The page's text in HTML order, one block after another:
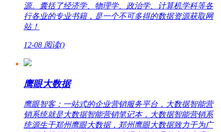
源。囊括了经济学、物理学、政治学、计算机学科等各
行各业的专业书籍，是一个不可多得的数据资源获取网
站！
12-08 阅读()
鹰眼大数据
鹰眼智客：一站式的企业营销服务平台，大数据智能营
销系统就是大数据智能营销笔记本，大数据智能营销系
统源生于郑州鹰眼大数据，郑州鹰眼大数据致力于为广